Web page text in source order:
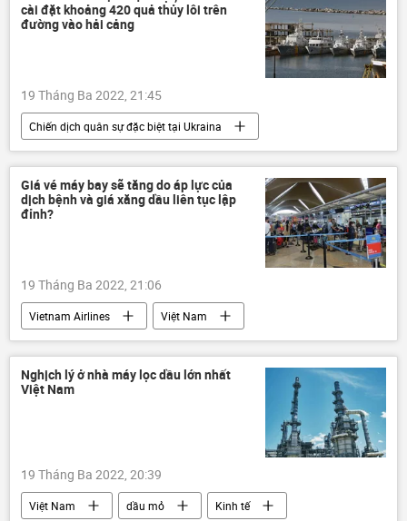
Châu Âu
cài đặt khoảng 420 quả thủy lôi trên
đường vào hải cảng
19 Tháng Ba 2022, 21:45
Chiến dịch quân sự đặc biệt tại Ukraina
DNR
LNR
Ukraina
Donbass
Donetsk
Nga
Vladimir Putin
Quân sự
Giá vé máy bay sẽ tăng do áp lực của
dịch bệnh và giá xăng dầu liên tục lập
đỉnh?
19 Tháng Ba 2022, 21:06
Vietnam Airlines
Việt Nam
hãng hàng không
tăng giá
giá dầu
Nghịch lý ở nhà máy lọc dầu lớn nhất
Việt Nam
19 Tháng Ba 2022, 20:39
Việt Nam dầu mỏ
Kinh tế